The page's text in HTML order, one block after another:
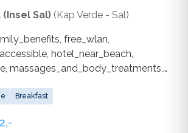
(Insel Sal) (Kap Verde - Sal)
free_wlan,
hotel_near_beach,
massages_and_body_treatments,
wlan_available
Breakfast